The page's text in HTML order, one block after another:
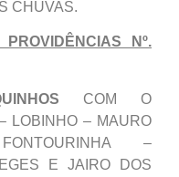
CHUVAS.
Nº.
COM O
LOBINHO – MAURO
–
E JAIRO DOS